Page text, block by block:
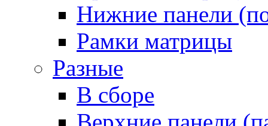
Нижние панели
Рамки матрицы
Разные
В сборе